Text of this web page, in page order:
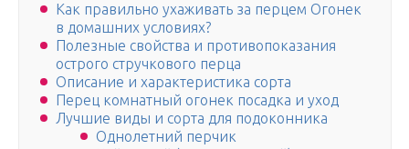
Как правильно ухаживать за перцем Огонек
в домашних условиях?
Полезные свойства и противопоказания
острого стручкового перца
Описание и характеристика сорта
Перец комнатный огонек посадка и уход
Лучшие виды и сорта для подоконника
Однолетний перчик